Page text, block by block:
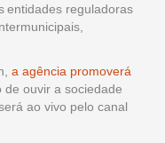
entidades reguladoras
a agência promoverá
de ouvir a sociedade
ao vivo pelo canal